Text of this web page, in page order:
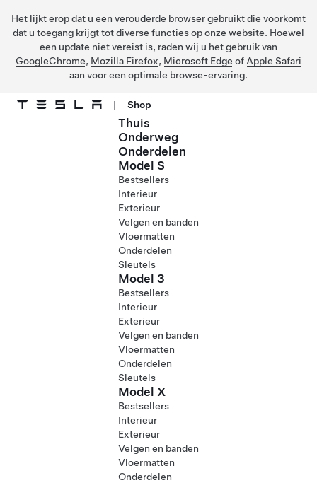
Het lijkt erop dat u een verouderde browser gebruikt die voorkomt
dat u toegang krijgt tot diverse functies op onze website. Hoewel
een update niet vereist is, raden wij u het gebruik van
GoogleChrome, Mozilla Firefox, Microsoft Edge of Apple Safari
aan voor een optimale browse-ervaring.
| Shop
Thuis
Onderweg
Onderdelen
Model S
Bestsellers
Interieur
Exterieur
Velgen en banden
Vloermatten
Onderdelen
Sleutels
Model 3
Bestsellers
Interieur
Exterieur
Velgen en banden
Vloermatten
Onderdelen
Sleutels
Model X
Bestsellers
Interieur
Exterieur
Velgen en banden
Vloermatten
Onderdelen